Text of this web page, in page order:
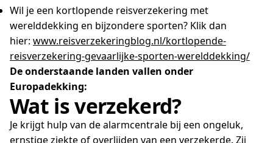
Wil je een kortlopende reisverzekering met
werelddekking en bijzondere sporten? Klik dan
hier: www.reisverzekeringblog.nl/kortlopende-
reisverzekering-gevaarlijke-sporten-werelddekking/
De onderstaande landen vallen onder
Europadekking:
Wat is verzekerd?
Je krijgt hulp van de alarmcentrale bij een ongeluk,
ernstige ziekte of overlijden van een verzekerde. Zij